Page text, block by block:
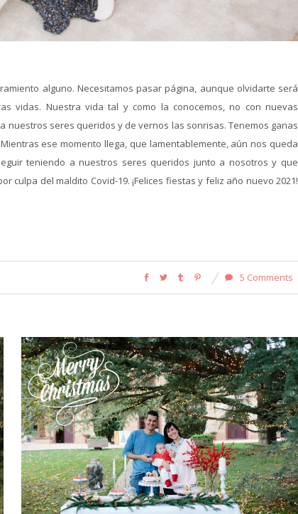
alguno. Necesitamos pasar página, aunque olvidarte será
vidas. Nuestra vida tal y como la conocemos, no con nuevas
nuestros seres queridos y de vernos las sonrisas. Tenemos ganas
ese momento llega, que lamentablemente, aún nos queda
teniendo a nuestros seres queridos junto a nosotros y que
del maldito Covid-19. ¡Felices fiestas y feliz año nuevo 2021!
5 Comments